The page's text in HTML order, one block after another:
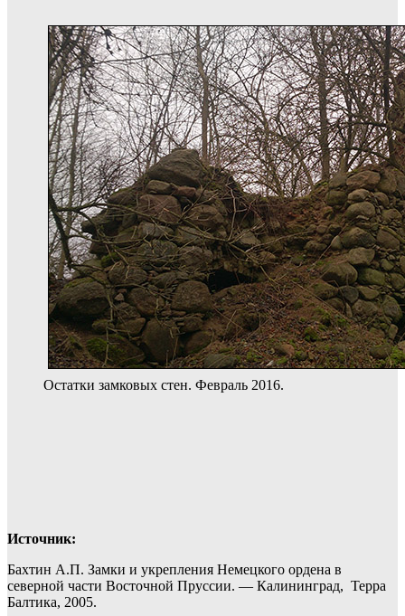
Остатки замковых стен. Февраль 2016.
Источник:
Бахтин А.П. Замки и укрепления Немецкого ордена в
северной части Восточной Пруссии. — Калининград, Терра
Балтика, 2005.